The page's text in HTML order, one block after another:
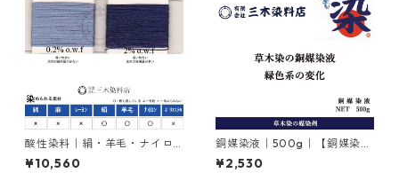
酸性染料｜絹・羊毛・ナイロ
ンを染める｜500g｜アシッド
ミーリングサイアニンGR（紺
¥10,560
銅媒染液｜500g｜【銅媒染
剤】
¥2,530